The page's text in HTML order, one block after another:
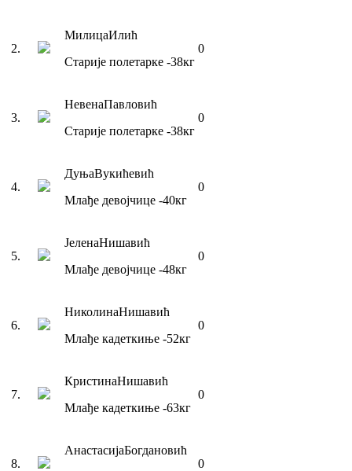
2.
МилицаИлић
Старије полетарке -38кг
0
3.
НевенаПавловић
Старије полетарке -38кг
0
4.
ДуњаВукићевић
Млађе девојчице -40кг
0
5.
ЈеленаНишавић
Млађе девојчице -48кг
0
6.
НиколинаНишавић
Млађе кадеткиње -52кг
0
7.
КристинаНишавић
Млађе кадеткиње -63кг
0
8.
АнастасијаБогдановић
0